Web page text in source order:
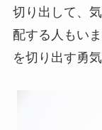
切り出して、
配する人もい
を切り出す勇